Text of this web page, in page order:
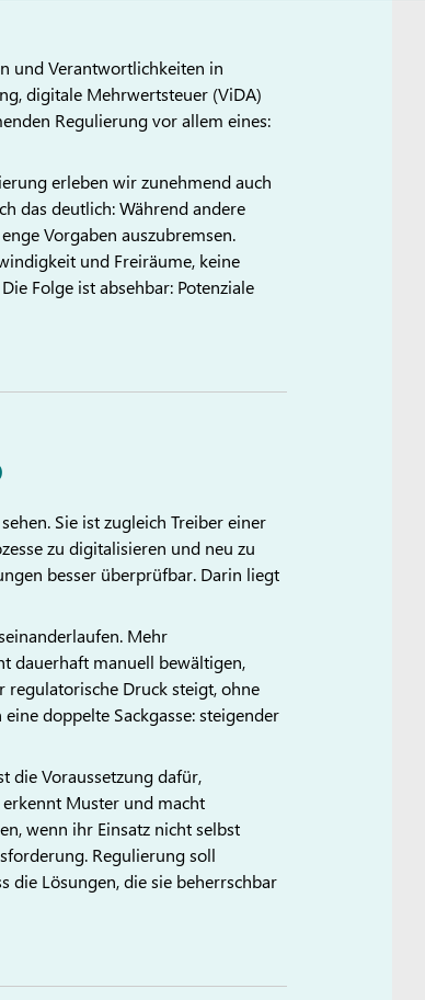
und Verantwortlichkeiten in
digitale Mehrwertsteuer (ViDA)
Regulierung vor allem eines:
erleben wir zunehmend auch
das deutlich: Während andere
Vorgaben auszubremsen.
und Freiräume, keine
Folge ist absehbar: Potenziale
Sie ist zugleich Treiber einer
zu digitalisieren und neu zu
besser überprüfbar. Darin liegt
Mehr
dauerhaft manuell bewältigen,
regulatorische Druck steigt, ohne
doppelte Sackgasse: steigender
die Voraussetzung dafür,
Muster und macht
wenn ihr Einsatz nicht selbst
Regulierung soll
die Lösungen, die sie beherrschbar